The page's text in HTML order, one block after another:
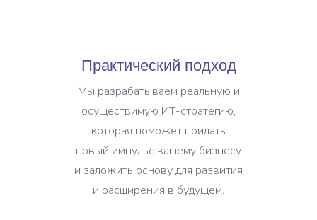
Практический подход
Мы разрабатываем реальную и
осуществимую ИТ-стратегию,
которая поможет придать
новый импульс вашему бизнесу
и заложить основу для развития
и расширения в будущем.